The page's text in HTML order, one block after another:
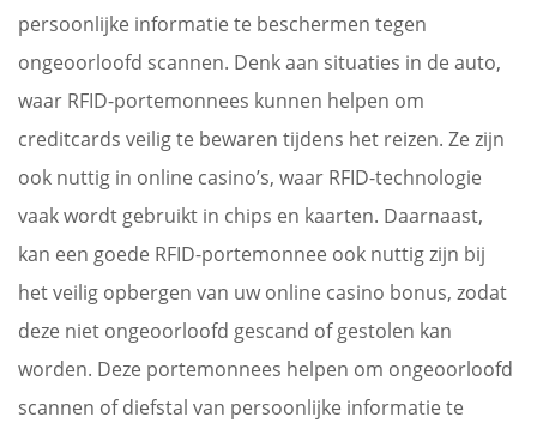
persoonlijke informatie te beschermen tegen
ongeoorloofd scannen. Denk aan situaties in de auto,
waar RFID-portemonnees kunnen helpen om
creditcards veilig te bewaren tijdens het reizen. Ze zijn
ook nuttig in online casino’s, waar RFID-technologie
vaak wordt gebruikt in chips en kaarten. Daarnaast,
kan een goede RFID-portemonnee ook nuttig zijn bij
het veilig opbergen van uw online casino bonus, zodat
deze niet ongeoorloofd gescand of gestolen kan
worden. Deze portemonnees helpen om ongeoorloofd
scannen of diefstal van persoonlijke informatie te